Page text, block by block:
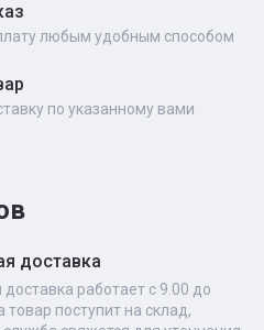
любым удобным способом
по указанному вами
доставка
доставка работает с 9.00 до
товар поступит на склад,